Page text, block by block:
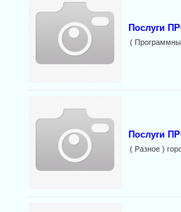
Послуги
(
Послуги
( Разное )